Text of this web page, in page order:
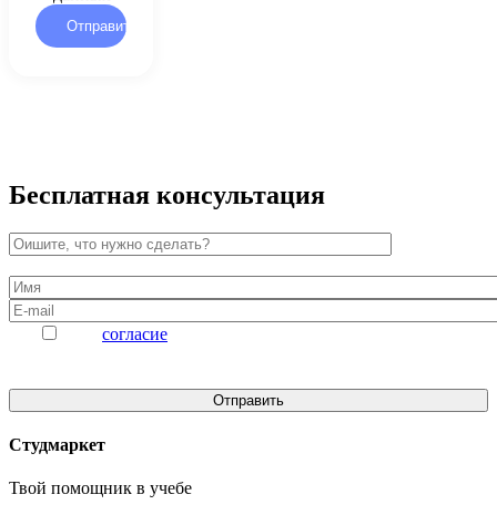
Бесплатная консультация
согласие
Студмаркет
Твой помощник в учебе